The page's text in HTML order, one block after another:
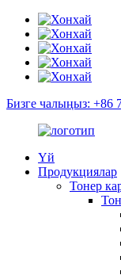
Бизге чалыңыз: +86
Үй
Продукциялар
Тонер